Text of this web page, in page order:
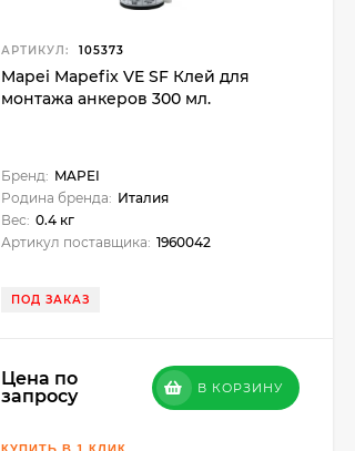
АРТИКУЛ: 105373
Mapei Mapefix VE SF Клей для
монтажа анкеров 300 мл.
Бренд: MAPEI
Родина бренда: Италия
Вес: 0.4 кг
Артикул поставщика: 1960042
ПОД ЗАКАЗ
Цена по
запросу
В КОРЗИНУ